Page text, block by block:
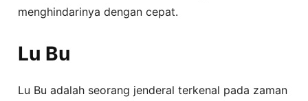
menghindarinya dengan cepat.
Lu Bu
Lu Bu adalah seorang jenderal terkenal pada zaman